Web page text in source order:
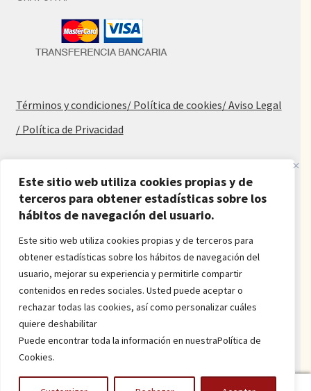
Este sitio web utiliza cookies propias y de
terceros para obtener estadísticas sobre los
hábitos de navegación del usuario.
Este sitio web utiliza cookies propias y de terceros para
obtener estadísticas sobre los hábitos de navegación del
usuario, mejorar su experiencia y permitirle compartir
contenidos en redes sociales. Usted puede aceptar o
rechazar todas las cookies, así como personalizar cuáles
quiere deshabilitar
Puede encontrar toda la información en nuestraPolítica de
Cookies.
Términos y condiciones/ Política de cookies/ Aviso Legal
/ Política de Privacidad
Alfombras baratas
Procedencia de las alfombras
Oferta de alfombras
Alfombras juveniles
Alfombras económicas
Alfombras a medida
Alfombras orientales
Venta de alfombras